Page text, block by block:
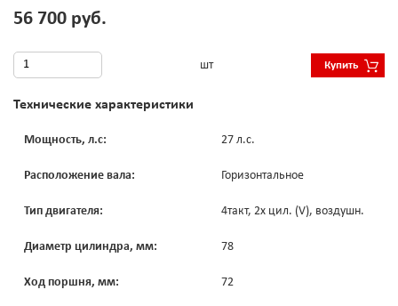
56 700 руб.
шт Купить
Технические характеристики
Мощность, л.с: 27 л.с.
Расположение вала: Горизонтальное
Тип двигателя: 4такт, 2х цил. (V), воздушн.
Диаметр цилиндра, мм: 78
Ход поршня, мм: 72